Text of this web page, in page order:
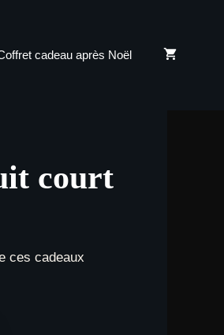
cadeau après Noël
court
ces cadeaux